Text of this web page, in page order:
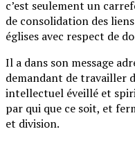
c’est seulement un
de consolidation des
églises avec respect de
Il a dans son message
demandant de travailler
intellectuel éveillé et
par qui que ce soit, et
et division.